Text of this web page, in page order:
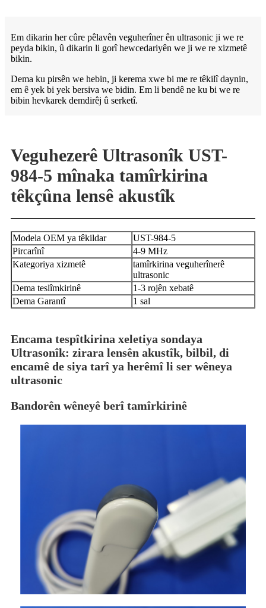
Em dikarin her cûre pêlavên veguherîner ên ultrasonic ji we re
peyda bikin, û dikarin li gorî hewcedariyên we ji we re xizmetê
bikin.
Dema ku pirsên we hebin, ji kerema xwe bi me re têkilî daynin,
em ê yek bi yek bersiva we bidin. Em li bendê ne ku bi we re
bibin hevkarek demdirêj û serketî.
Veguhezerê Ultrasonîk UST-
984-5 mînaka tamîrkirina
têkçûna lensê akustîk
Modela OEM ya têkildar
UST-984-5
Pircarînî
4-9 MHz
Kategoriya xizmetê
tamîrkirina veguherînerê
ultrasonic
Dema teslîmkirinê
1-3 rojên xebatê
Dema Garantî
1 sal
Encama tespîtkirina xeletiya sondaya
Ultrasonîk: zirara lensên akustîk, bilbil, di
encamê de siya tarî ya herêmî li ser wêneya
ultrasonic
Bandorên wêneyê berî tamîrkirinê